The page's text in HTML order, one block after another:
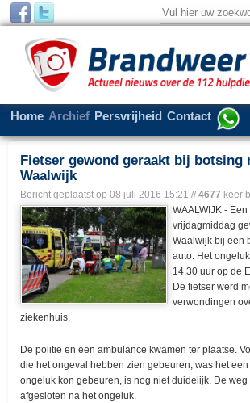
Home Archief Persvrijheid Contact
Fietser gewond geraakt bij botsing
Waalwijk
Bericht geplaatst op 08 juli 2016 15:21 // 4677 keer
WAALWIJK -
vrijdagmiddag
Waalwijk bij een
auto. Het
14.30 uur op de
De fietser werd
verwondingen
ziekenhuis.
De politie en een ambulance kwamen ter plaatse.
die het ongeval hebben zien gebeuren, was het
ongeluk kon gebeuren, is nog niet duidelijk. De
afgesloten na het ongeluk.